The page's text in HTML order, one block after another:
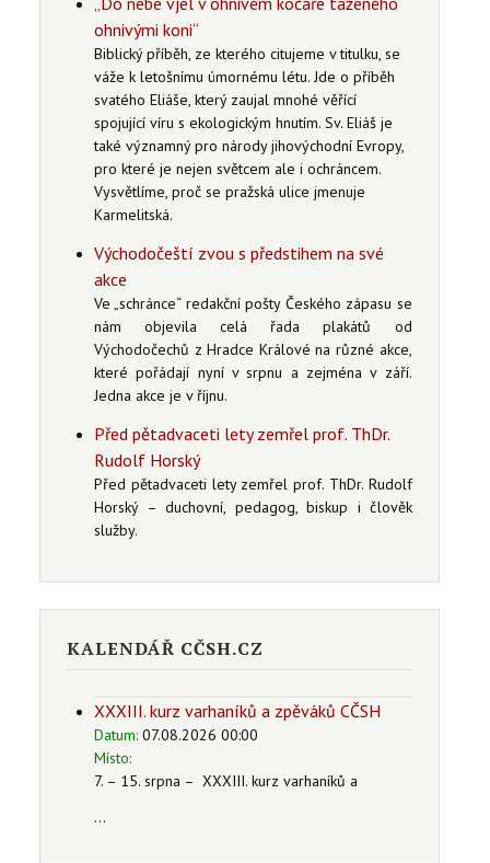
ohnivými koni“
Biblický příběh, ze kterého citujeme v titulku, se
váže k letošnímu úmornému létu. Jde o příběh
svatého Eliáše, který zaujal mnohé věřící
spojující víru s ekologickým hnutím. Sv. Eliáš je
také významný pro národy jihovýchodní Evropy,
pro které je nejen světcem ale i ochráncem.
Vysvětlíme, proč se pražská ulice jmenuje
Karmelitská.
Východočeští zvou s předstihem na své
akce
Ve „schránce“ redakční pošty Českého zápasu se
nám objevila celá řada plakátů od
Východočechů z Hradce Králové na různé akce,
které pořádají nyní v srpnu a zejména v září.
Jedna akce je v říjnu.
Před pětadvaceti lety zemřel prof. ThDr.
Rudolf Horský
Před pětadvaceti lety zemřel prof. ThDr. Rudolf
Horský – duchovní, pedagog, biskup i člověk
služby.
KALENDÁŘ CČSH.CZ
XXXIII. kurz varhaníků a zpěváků CČSH
Datum: 07.08.2026 00:00
Místo:
7. – 15. srpna – XXXIII. kurz varhaníků a
...